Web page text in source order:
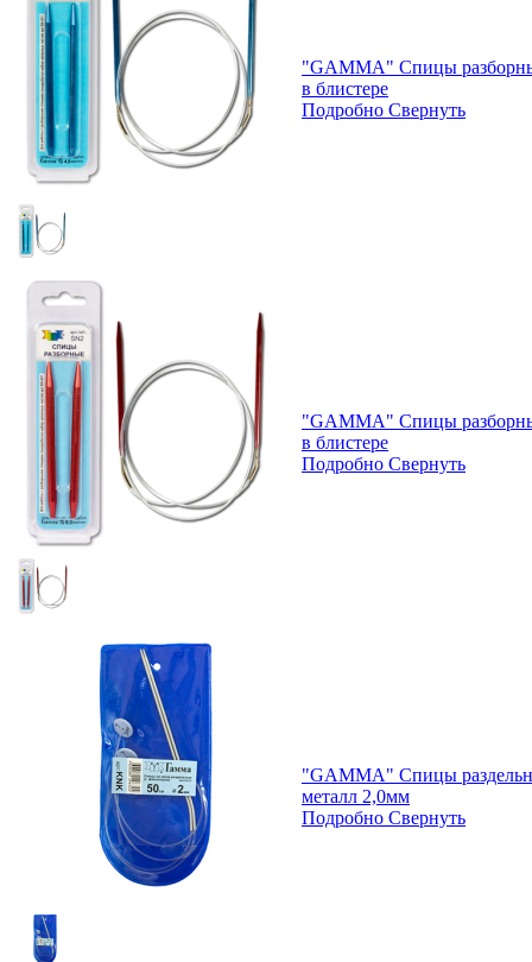
"GAMMA" Спицы
в блистере
Подробно Свернуть
"GAMMA" Спицы
в блистере
Подробно Свернуть
"GAMMA" Спицы
металл 2,0мм
Подробно Свернуть